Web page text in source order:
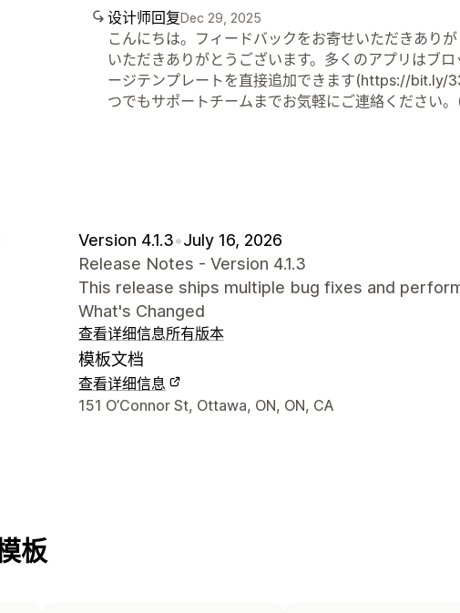
设计师回复Dec 29, 2025
こんにちは。フィードバックをお寄せいただきあり
いただきありがとうございます。多くのアプリはブ
ージテンプレートを直接追加できます(https://bit.ly/
つでもサポートチームまでお気軽にご連絡ください
Version 4.1.3•July 16, 2026
Release Notes - Version 4.1.3
This release ships multiple bug fixes and
What's Changed
查看详细信息所有版本
模板文档
查看详细信息
设计师联系方式
151 O’Connor St, Ottawa, ON, ON, CA
板